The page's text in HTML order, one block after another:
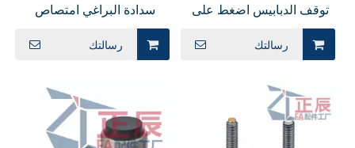
توقف الدبابيس اضغط على
SSTMH
رسالتك
سدادة البراغي امتصاص
الصدمات نوع سداسي رأس
المقبس UNSTH
رسالتك